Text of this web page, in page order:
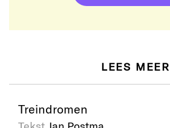
LEES MEER
Treindromen